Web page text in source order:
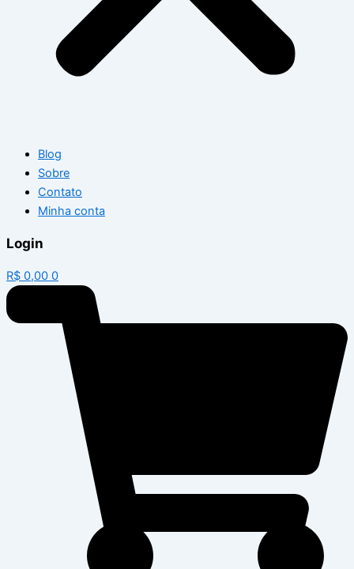
Blog
Sobre
Contato
Minha conta
Login
R$ 0,00 0